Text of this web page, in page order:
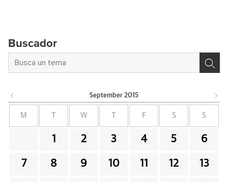
Buscador
September 2015
M W F S S
1 2 3 4 5 6
7 8 9 10 11 12 13